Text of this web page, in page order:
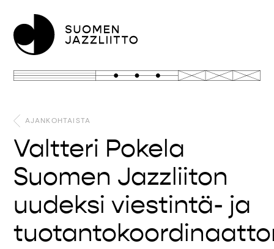
AJANKOHTAISTA
Valtteri Pokela
Suomen Jazzliiton
uudeksi viestintä- ja